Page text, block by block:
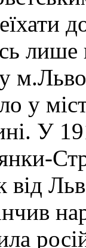
у
У
від